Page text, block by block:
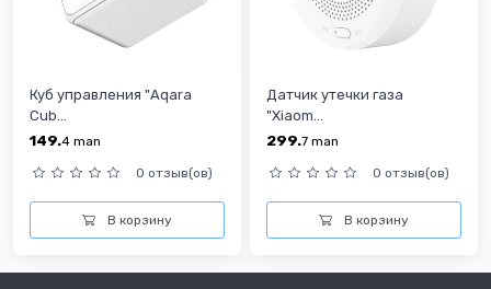
Куб управления "Aqara
Cub...
149.4 man
0 отзыв(ов)
В корзину
Датчик утечки газа
"Xiaom...
299.7 man
0 отзыв(ов)
В корзину